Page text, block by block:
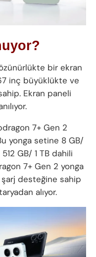
bir ekran
inç büyüklükte ve
Ekran paneli
7+ Gen 2
yonga setine 8 GB/
GB/ 1 TB dahili
7+ Gen 2 yonga
şarj desteğine sahip
alıyor.